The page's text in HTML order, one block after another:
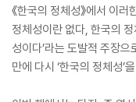
《한국의 정체성》에서 이
정체성이란 없다, 한국의
성이다’라는 도발적 주장
만에 다시 ‘한국의 정체성’